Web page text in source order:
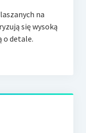
na
się wysoką
o detale.